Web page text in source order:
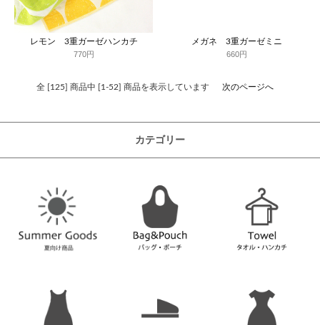
レモン 3重ガーゼハンカチ
770円
メガネ 3重ガーゼミニ
660円
全 [125] 商品中 [1-52] 商品を表示しています 次のページへ
カテゴリー